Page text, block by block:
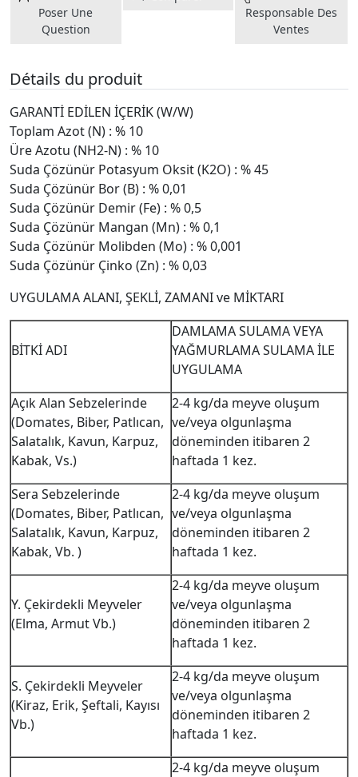
Poser Une
Question
Responsable Des
Ventes
Détails du produit
GARANTİ EDİLEN İÇERİK (W/W)
Toplam Azot (N) : % 10
Üre Azotu (NH2-N) : % 10
Suda Çözünür Potasyum Oksit (K2O) : % 45
Suda Çözünür Bor (B) : % 0,01
Suda Çözünür Demir (Fe) : % 0,5
Suda Çözünür Mangan (Mn) : % 0,1
Suda Çözünür Molibden (Mo) : % 0,001
Suda Çözünür Çinko (Zn) : % 0,03
UYGULAMA ALANI, ŞEKLİ, ZAMANI ve MİKTARI
BİTKİ ADI
DAMLAMA SULAMA VEYA
YAĞMURLAMA SULAMA İLE
UYGULAMA
Açık Alan Sebzelerinde
(Domates, Biber, Patlıcan,
Salatalık, Kavun, Karpuz,
Kabak, Vs.)
2-4 kg/da meyve oluşum
ve/veya olgunlaşma
döneminden itibaren 2
haftada 1 kez.
Sera Sebzelerinde
(Domates, Biber, Patlıcan,
Salatalık, Kavun, Karpuz,
Kabak, Vb. )
2-4 kg/da meyve oluşum
ve/veya olgunlaşma
döneminden itibaren 2
haftada 1 kez.
Y. Çekirdekli Meyveler
(Elma, Armut Vb.)
2-4 kg/da meyve oluşum
ve/veya olgunlaşma
döneminden itibaren 2
haftada 1 kez.
S. Çekirdekli Meyveler
(Kiraz, Erik, Şeftali, Kayısı
Vb.)
2-4 kg/da meyve oluşum
ve/veya olgunlaşma
döneminden itibaren 2
haftada 1 kez.
2-4 kg/da meyve oluşum